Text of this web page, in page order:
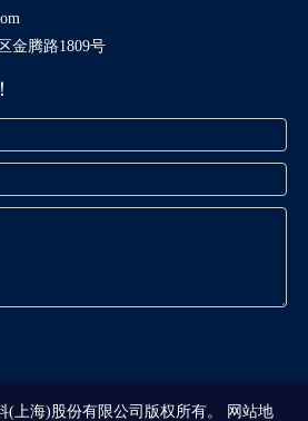
金腾路1809号
(上海)股份有限公司版权所有。 网站地